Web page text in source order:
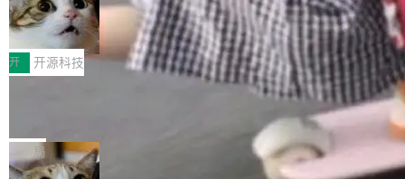
者部落知识"。 换个写法。Rust 的 enum，两个
变体：Switchable...
样。这是 Sandstorm.io 的重制版，我十年前的
那个创业公司。不同的是，这次它构建在 Cloudf
lare Workers 上——我花了九年时间搭建的平台
——并且深度集成了 AI。这基本上是我十年秘密
计思路很直接：每个对象是一个独立的 SQLite
数据库，按名称寻址，复制到你自己的 S3 兼容
存储库里。节点之间只通过这个存储库协调——
没有控制平面，没有共识协议。每个对象自带一
个小型数据库，应用天然按分片构建，单个数据
库的竞争和爆炸半径问题在设计层面就被消除
了。 闲置的 cell 会休眠到几乎不占资源。当 cel
l 迁移或唤醒时，新宿主从 S3 恢复 SQLite 数据
鲁大师7月新机性能/流畅/AI榜：vivo夺
性能、流畅双第一，三星Galaxy Z系列
新折叠缺席
2026年7月的手机市场，由于存储等硬件成本暴
增，手机厂商的日子也不好过啊，新机速度明显
放缓，因此硝烟味淡了许多。新机参数规格除开
高价的三星折叠（三星Galaxy Z Fold8 Ultra / Z
Fold8 / Z Flip8）外，其余要么是中低端机器，
例如iQOO Z11i、REDMI Note 17、REDMI No
te 17 Pro、OPPO K15，要么是vivo X300 E这
开 开源科技
Zed 编辑器团队发布了新项目——DeltaDB，一
个在 git commit 之间记录每一次编辑操作的版
本控制系统。目前处于 Early Access 阶段。 De
局